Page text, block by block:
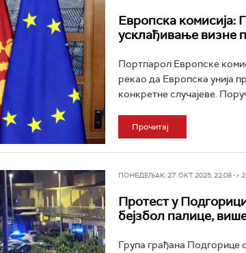
Европска комисија:
усклађивање визне
Портпарол Европске
рекао да Европска унија
конкретне случајеве.
Прочитај
ПОНЕДЕЉАК, 27. ОКТ 2025, 22:08 ->
Протест у
бејзбол палице,
Група грађана Подгорице